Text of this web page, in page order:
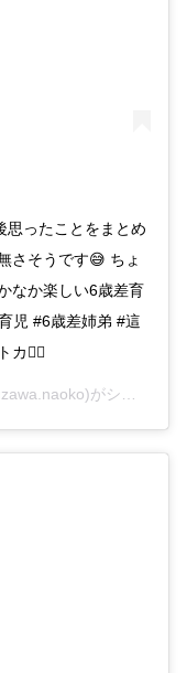
思ったことをまとめ
さそうです😅 ちょ
なか楽しい6歳差育
児 #6歳差姉弟 #這
カ🚶‍♀️
がシェアした投稿 –